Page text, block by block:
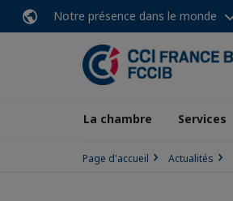
Notre présence dans le monde
La chambre Services
Page d'accueil Actualités